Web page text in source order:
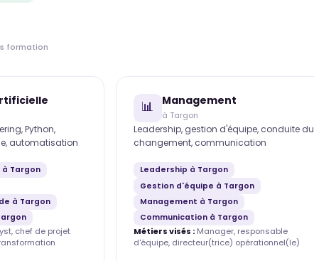
formation
Python,
automatisation
à Targon
à Targon
chef de projet
📊 Management
à Targon
Leadership, gestion d'équipe, conduite du
changement, communication
Leadership à Targon
Gestion d'équipe à Targon
Management à Targon
Communication à Targon
Métiers visés : Manager, responsable
d'équipe, directeur(trice) opérationnel(le)